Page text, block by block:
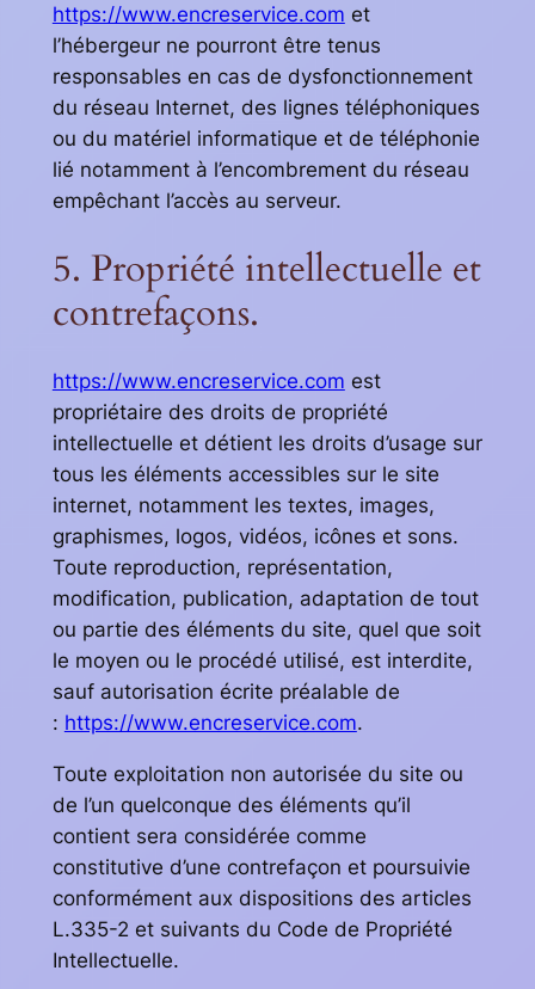
https://www.encreservice.com et
l’hébergeur ne pourront être tenus
responsables en cas de dysfonctionnement
du réseau Internet, des lignes téléphoniques
ou du matériel informatique et de téléphonie
lié notamment à l’encombrement du réseau
empêchant l’accès au serveur.
5. Propriété intellectuelle et
contrefaçons.
https://www.encreservice.com est
propriétaire des droits de propriété
intellectuelle et détient les droits d’usage sur
tous les éléments accessibles sur le site
internet, notamment les textes, images,
graphismes, logos, vidéos, icônes et sons.
Toute reproduction, représentation,
modification, publication, adaptation de tout
ou partie des éléments du site, quel que soit
le moyen ou le procédé utilisé, est interdite,
sauf autorisation écrite préalable de
: https://www.encreservice.com.
Toute exploitation non autorisée du site ou
de l’un quelconque des éléments qu’il
contient sera considérée comme
constitutive d’une contrefaçon et poursuivie
conformément aux dispositions des articles
L.335-2 et suivants du Code de Propriété
Intellectuelle.